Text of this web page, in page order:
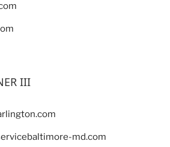
III
md.com